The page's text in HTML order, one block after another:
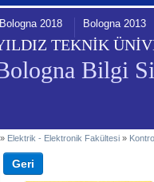
TEKNİK
Bilgi
Bologna 2018 Bologna 2013
» Elektrik - Elektronik Fakültesi »